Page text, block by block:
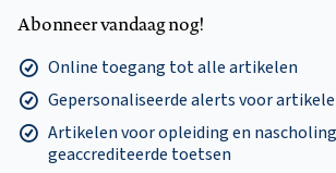
Abonneer vandaag nog!
Online toegang tot alle artikelen
Gepersonaliseerde alerts voor
Artikelen voor opleiding en
geaccrediteerde toetsen